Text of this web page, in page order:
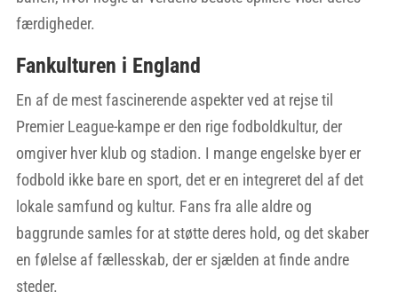
færdigheder.
Fankulturen i England
En af de mest fascinerende aspekter ved at rejse til
Premier League-kampe er den rige fodboldkultur, der
omgiver hver klub og stadion. I mange engelske byer er
fodbold ikke bare en sport, det er en integreret del af det
lokale samfund og kultur. Fans fra alle aldre og
baggrunde samles for at støtte deres hold, og det skaber
en følelse af fællesskab, der er sjælden at finde andre
steder.